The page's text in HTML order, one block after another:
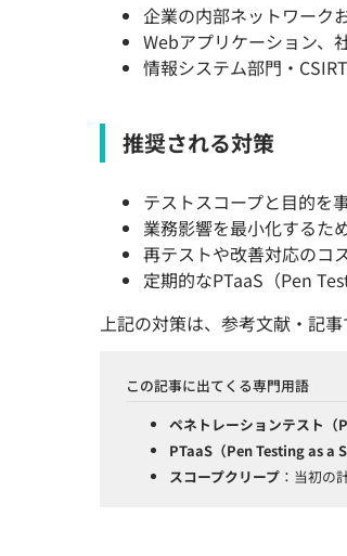
企業の内部ネットワーク
Webアプリケーション、
情報システム部門・
推奨される対策
テストスコープと目的を
業務影響を最小化するた
再テストや改善対応のコ
定期的なPTaaS（Pen
上記の対策は、参考文献・記
この記事に出てくる専門用語
ペネトレーションテスト（
PTaaS（Pen Testing as a
スコープクリープ ：当初の